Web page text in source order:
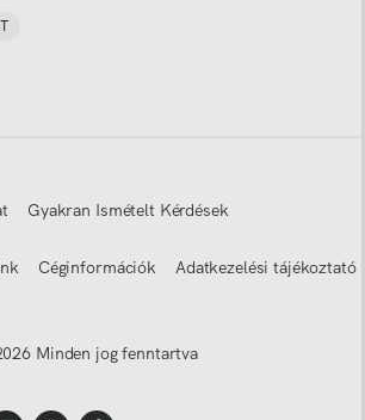
Gyakran Ismételt Kérdések
Céginformációk Adatkezelési tájékoztató
Minden jog fenntartva